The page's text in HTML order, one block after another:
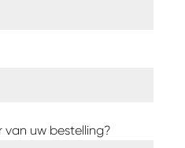
uw bestelling?